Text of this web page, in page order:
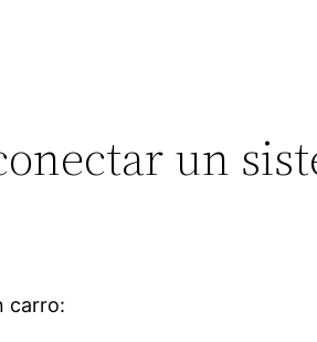
un
carro: